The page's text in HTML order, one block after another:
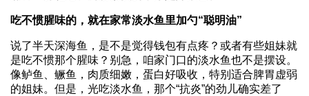
吃不惯腥味的，就在家常淡水鱼里加勺“聪明油”
说了半天深海鱼，是不是觉得钱包有点疼？或者有些姐妹就
是吃不惯那个腥味？别急，咱家门口的淡水鱼也不是摆设。
像鲈鱼、鳜鱼，肉质细嫩，蛋白好吸收，特别适合脾胃虚弱
的姐妹。但是，光吃淡水鱼，那个“抗炎”的劲儿确实差了